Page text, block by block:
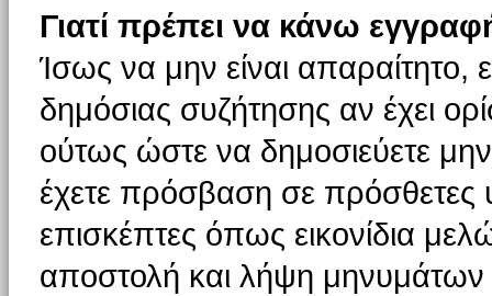
Γιατί πρέπει να κάνω
Ίσως να μην είναι απαραίτητο,
δημόσιας συζήτησης αν έχει
ούτως ώστε να δημοσιεύετε
έχετε πρόσβαση σε πρόσθετες
επισκέπτες όπως εικονίδια
αποστολή και λήψη μηνυμάτων